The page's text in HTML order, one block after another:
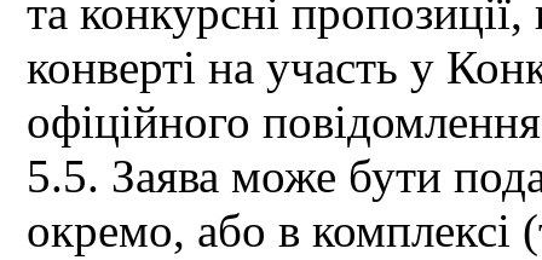
та конкурсні
конверті на участь у
офіційного
5.5. Заява може бути
окремо, або в